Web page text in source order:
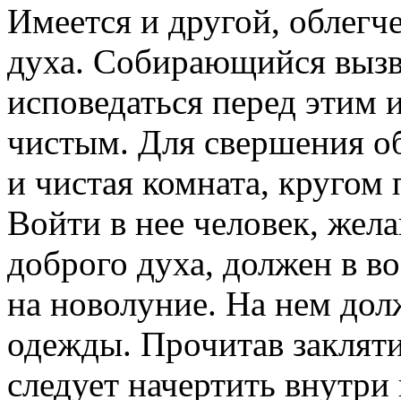
Имеется и другой,
духа. Собирающийся
исповедаться перед
чистым. Для свершения
и чистая комната,
Войти в нее человек,
доброго духа, должен в
на новолуние. На нем
одежды. Прочитав
следует начертить